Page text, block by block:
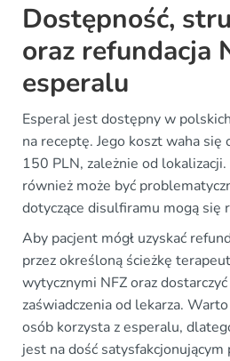
Dostępność,
oraz refundacja
esperalu
Esperal jest dostępny w
na receptę. Jego koszt waha się
150 PLN, zależnie od
również może być
dotyczące disulfiramu mogą się
Aby pacjent mógł uzyskać
przez określoną ścieżkę
wytycznymi NFZ oraz
zaświadczenia od lekarza.
osób korzysta z esperalu,
jest na dość satysfakcjonującym